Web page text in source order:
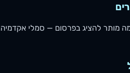
מותר להציג בפרסום — סמלי